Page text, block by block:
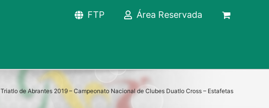
FTP Área Reservada
Triatlo de Abrantes 2019 – Campeonato Nacional de Clubes Duatlo Cross – Estafetas